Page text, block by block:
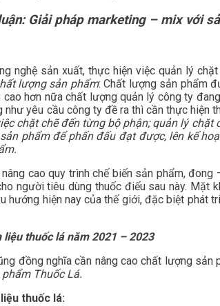
Giải pháp marketing – mix với
nghệ sản xuất, thực hiện việc quản lý
lượng sản phẩm: Chất lượng sản phẩm
hơn nữa chất lượng quản lý công ty
yêu cầu công ty đề ra thì cần thực hiện
chặt chẽ đến từng bộ phận; quản lý
phẩm để phấn đấu đạt được, lên kế
cao quy trình chế biến sản phẩm,
người tiêu dùng thuốc điếu sau này.
hướng hiện nay của thế giới, đặc biệt phát
liệu thuốc lá năm 2021 – 2023
đồng nghĩa cần nâng cao chất lượng
Thuốc Lá.
thuốc lá: